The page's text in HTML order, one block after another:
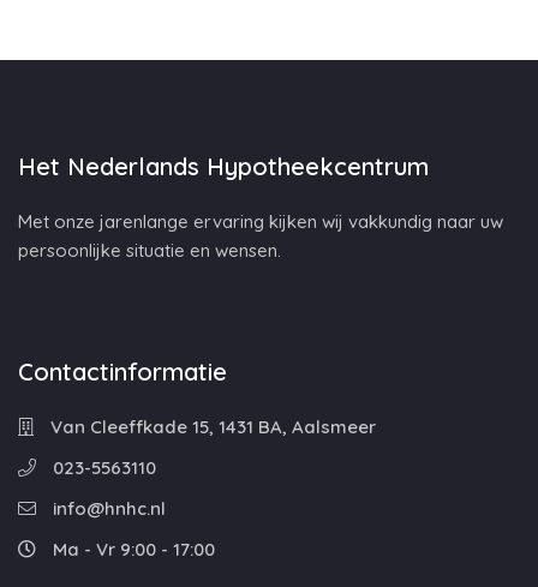
Het Nederlands Hypotheekcentrum
Met onze jarenlange ervaring kijken wij vakkundig naar uw
persoonlijke situatie en wensen.
Contactinformatie
Van Cleeffkade 15, 1431 BA, Aalsmeer
023-5563110
info@hnhc.nl
Ma - Vr 9:00 - 17:00